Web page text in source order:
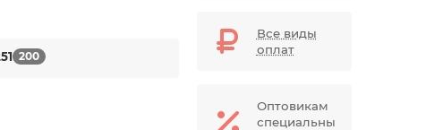
200
Все виды
оплат
Оптовикам
специальны